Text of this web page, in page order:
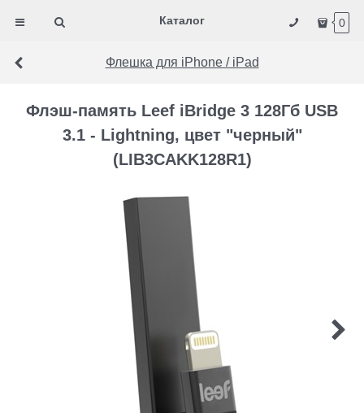
Каталог 0
Флешка для iPhone / iPad
Флэш-память Leef iBridge 3 128Гб USB
3.1 - Lightning, цвет "черный"
(LIB3CAKK128R1)